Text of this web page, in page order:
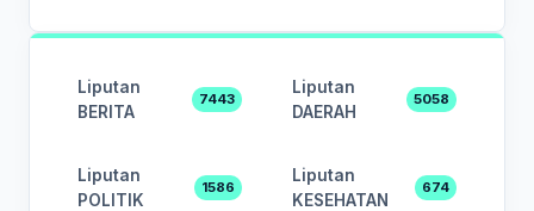
Liputan
BERITA
7443
Liputan
DAERAH
5058
Liputan
POLITIK
1586
Liputan
KESEHATAN
674